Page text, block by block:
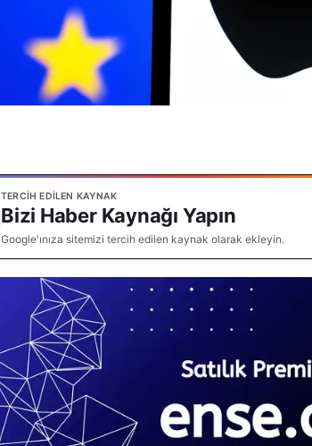
TERCIH EDILEN KAYNAK
Bizi Haber Kaynağı Yapın
Google'ınıza sitemizi tercih edilen kaynak olarak ekleyin.